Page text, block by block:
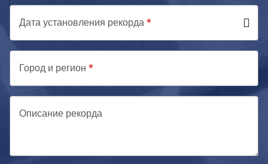
Дата установления рекорда
Город и регион
Описание рекорда